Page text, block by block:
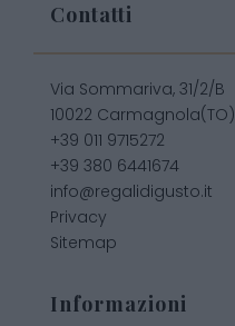
Contatti
Via Sommariva, 31/2/B
10022 Carmagnola(TO)
+39 011 9715272
+39 380 6441674
info@regalidigusto.it
Privacy
Sitemap
Informazioni